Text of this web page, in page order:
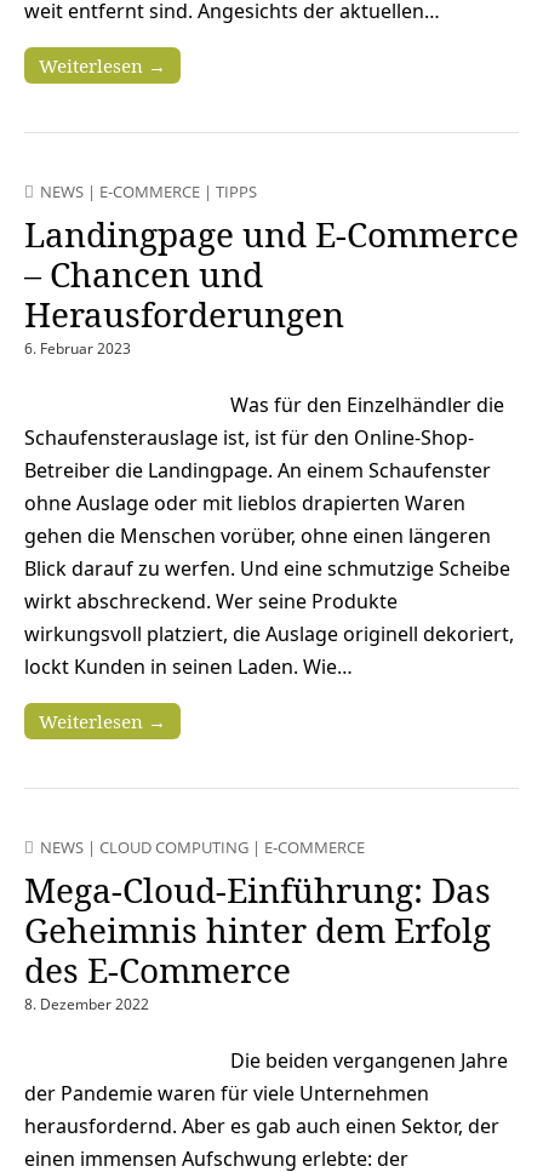
weit entfernt sind. Angesichts der aktuellen…
Weiterlesen →
NEWS | E-COMMERCE | TIPPS
Landingpage und E-Commerce
– Chancen und
Herausforderungen
6. Februar 2023
Was für den Einzelhändler die
Schaufensterauslage ist, ist für den Online-Shop-
Betreiber die Landingpage. An einem Schaufenster
ohne Auslage oder mit lieblos drapierten Waren
gehen die Menschen vorüber, ohne einen längeren
Blick darauf zu werfen. Und eine schmutzige Scheibe
wirkt abschreckend. Wer seine Produkte
wirkungsvoll platziert, die Auslage originell dekoriert,
lockt Kunden in seinen Laden. Wie…
Weiterlesen →
NEWS | CLOUD COMPUTING | E-COMMERCE
Mega-Cloud-Einführung: Das
Geheimnis hinter dem Erfolg
des E-Commerce
8. Dezember 2022
Die beiden vergangenen Jahre
der Pandemie waren für viele Unternehmen
herausfordernd. Aber es gab auch einen Sektor, der
einen immensen Aufschwung erlebte: der